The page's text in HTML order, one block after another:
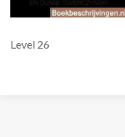
Level 26